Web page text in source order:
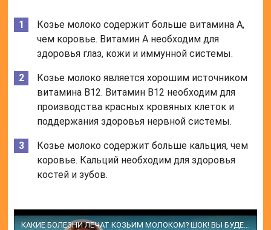
Козье молоко содержит больше витамина А,
чем коровье. Витамин А необходим для
здоровья глаз, кожи и иммунной системы.
Козье молоко является хорошим источником
витамина B12. Витамин B12 необходим для
производства красных кровяных клеток и
поддержания здоровья нервной системы.
Козье молоко содержит больше кальция, чем
коровье. Кальций необходим для здоровья
костей и зубов.
КАКИЕ БОЛЕЗНИ ЛЕЧАТ КОЗЬИМ МОЛОКОМ? ШОК! ВЫ БУДЕТЕ УДИВЛЕНЫ